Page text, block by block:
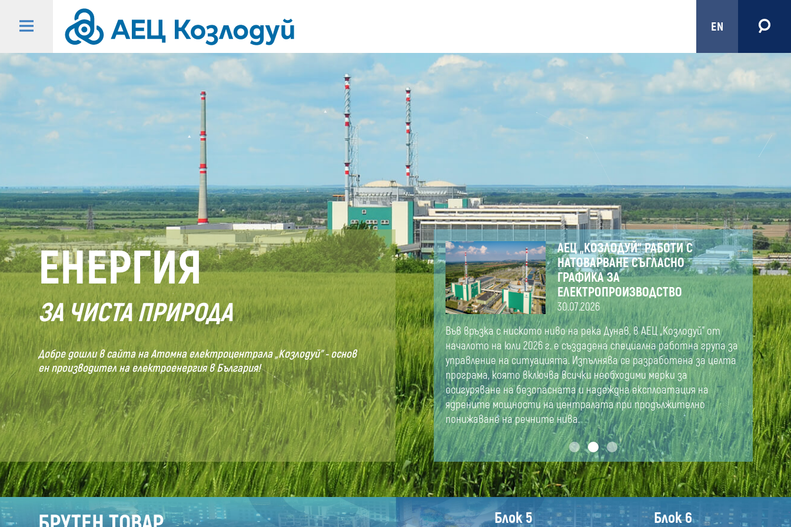
EN
Начало
-
АЕЦ
ЕНЕРГИЯ
ЗА ЧИСТА ПРИРОДА
Добре дошли в сайта на Атомна електроцентрала „Козлодуй” - основ
ен производител на електроенергия в България!
АЕЦ „КОЗЛОДУЙ“ РАБОТИ С
НАТОВАРВАНЕ СЪГЛАСНО
ГРАФИКА ЗА
ЕЛЕКТРОПРОИЗВОДСТВО
30.07.2026
Във връзка с ниското ниво на река Дунав, в АЕЦ „Козлодуй” от
началото на юли 2026 г. е създадена специална работна група за
управление на ситуацията. Изпълнява се разработена за целта
програма, която включва всички необходими мерки за
осигуряване на безопасната и надеждна експлоатация на
ядрените мощности на централата при продължително
понижаване на речните нива.
Блок 5 Блок 6